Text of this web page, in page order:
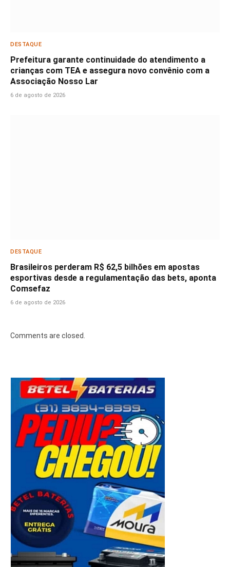
DESTAQUE
Prefeitura garante continuidade do atendimento a
crianças com TEA e assegura novo convênio com a
Associação Nosso Lar
6 de agosto de 2026
DESTAQUE
Brasileiros perderam R$ 62,5 bilhões em apostas
esportivas desde a regulamentação das bets, aponta
Comsefaz
6 de agosto de 2026
Comments are closed.